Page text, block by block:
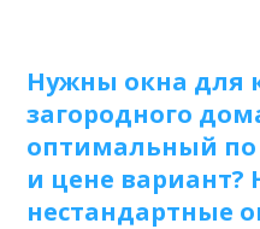
Нужны окна для
загородного
оптимальный по
и цене вариант?
нестандартные